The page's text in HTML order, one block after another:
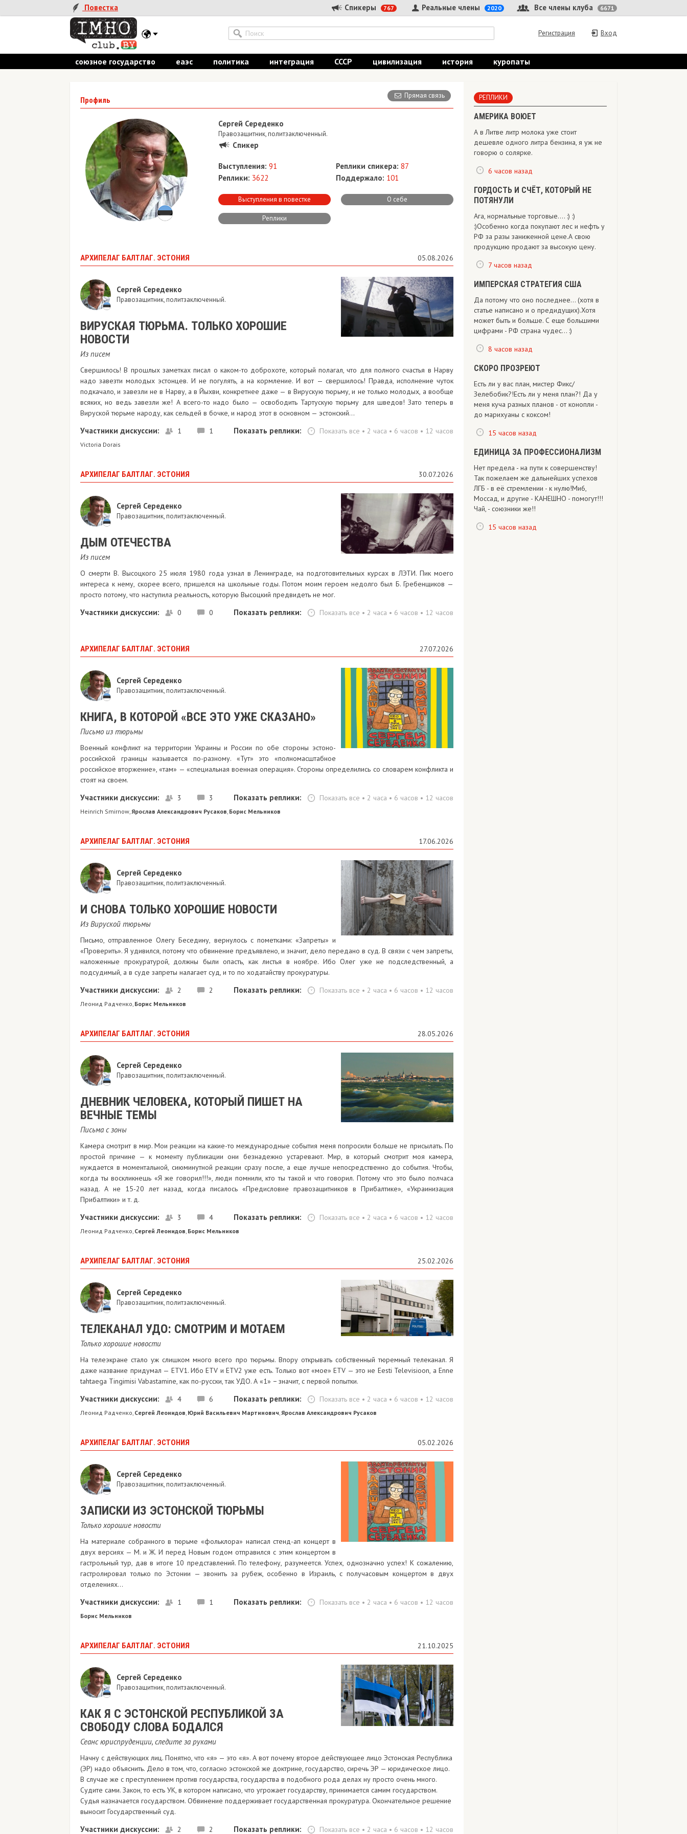
Повестка Спикеры 767 Все члены клуба 6671
Реальные члены 2020
Вход
Регистрация
союзное государство еаэс политика интеграция СССР цивилизация история куропаты
Профиль
Прямая связь
Сергей Середенко
Правозащитник, политзаключенный.
Спикер
Выступления: 91 Реплики спикера: 87
Реплики: 3622 Поддержало: 101
Выступления в повестке О себе
Реплики
АРХИПЕЛАГ БАЛТЛАГ. ЭСТОНИЯ 05.08.2026
Сергей Середенко
Правозащитник, политзаключенный.
ВИРУСКАЯ ТЮРЬМА. ТОЛЬКО ХОРОШИЕ
НОВОСТИ
Из писем
Свершилось! В прошлых заметках писал о каком-то доброхоте, который полагал, что для полного счастья в Нарву
надо завезти молодых эстонцев. И не погулять, а на кормление. И вот — свершилось! Правда, исполнение чуток
подкачало, и завезли не в Нарву, а в Йыхви, конкретнее даже — в Вирускую тюрьму, и не только молодых, а вообще
всяких, но ведь завезли же! А всего-то надо было — освободить Тартускую тюрьму для шведов! Зато теперь в
Вируской тюрьме народу, как сельдей в бочке, и народ этот в основном — эстонский...
Участники дискуссии: 1 1 Показать реплики: Показать все • 2 часа • 6 часов • 12 часов
Victoria Dorais
АРХИПЕЛАГ БАЛТЛАГ. ЭСТОНИЯ 30.07.2026
Сергей Середенко
Правозащитник, политзаключенный.
ДЫМ ОТЕЧЕСТВА
Из писем
О смерти В. Высоцкого 25 июля 1980 года узнал в Ленинграде, на подготовительных курсах в ЛЭТИ. Пик моего
интереса к нему, скорее всего, пришелся на школьные годы. Потом моим героем недолго был Б. Гребенщиков —
просто потому, что наступила реальность, которую Высоцкий предвидеть не мог.
Участники дискуссии: 0 0 Показать реплики: Показать все • 2 часа • 6 часов • 12 часов
АРХИПЕЛАГ БАЛТЛАГ. ЭСТОНИЯ 27.07.2026
Сергей Середенко
Правозащитник, политзаключенный.
КНИГА, В КОТОРОЙ «ВСЕ ЭТО УЖЕ СКАЗАНО»
Письмо из тюрьмы
Военный конфликт на территории Украины и России по обе стороны эстоно-
российской границы называется по-разному. «Тут» это «полномасштабное
российское вторжение», «там» — «специальная военная операция». Стороны определились со словарем конфликта и
стоят на своем.
Участники дискуссии: 3 3 Показать реплики: Показать все • 2 часа • 6 часов • 12 часов
Heinrich Smirnow,Ярослав Александрович Русаков, Борис Мельников
АРХИПЕЛАГ БАЛТЛАГ. ЭСТОНИЯ 17.06.2026
Сергей Середенко
Правозащитник, политзаключенный.
И СНОВА ТОЛЬКО ХОРОШИЕ НОВОСТИ
Из Вируской тюрьмы
Письмо, отправленное Олегу Беседину, вернулось с пометками: «Запреты» и
«Проверить». Я удивился, потому что обвинение предъявлено, и значит, дело передано в суд. В связи с чем запреты,
наложенные прокуратурой, должны были опасть, как листья в ноябре. Ибо Олег уже не подследственный, а
подсудимый, а в суде запреты налагает суд, и то по ходатайству прокуратуры.
Участники дискуссии: 2 2 Показать реплики: Показать все • 2 часа • 6 часов • 12 часов
Леонид Радченко, Борис Мельников
АРХИПЕЛАГ БАЛТЛАГ. ЭСТОНИЯ 28.05.2026
Сергей Середенко
Правозащитник, политзаключенный.
ДНЕВНИК ЧЕЛОВЕКА, КОТОРЫЙ ПИШЕТ НА
ВЕЧНЫЕ ТЕМЫ
Письма с зоны
Камера смотрит в мир. Мои реакции на какие-то международные события меня попросили больше не присылать. По
простой причине — к моменту публикации они безнадежно устаревают. Мир, в который смотрит моя камера,
нуждается в моментальной, сиюминутной реакции сразу после, а еще лучше непосредственно до события. Чтобы,
когда ты воскликнешь «Я же говорил!!!», люди помнили, кто ты такой и что говорил. Потому что это было полчаса
назад. А не 15-20 лет назад, когда писалось «Предисловие правозащитников в Прибалтике», «Украинизация
Прибалтики» и т. д.
Участники дискуссии: 3 4 Показать реплики: Показать все • 2 часа • 6 часов • 12 часов
Леонид Радченко, Сергей Леонидов, Борис Мельников
АРХИПЕЛАГ БАЛТЛАГ. ЭСТОНИЯ 25.02.2026
Сергей Середенко
Правозащитник, политзаключенный.
ТЕЛЕКАНАЛ УДО: СМОТРИМ И МОТАЕМ
Только хорошие новости
На телеэкране стало уж слишком много всего про тюрьмы. Впору открывать собственный тюремный телеканал. Я
даже название придумал — ETV1. Ибо ETV и ETV2 уже есть. Только вот «мое» ETV — это не Eesti Televisioon, а Enne
tahtаegа Tingimisi Vabastamine, как по-русски, так УДО. А «1» − значит, с первой попытки.
Участники дискуссии: 4 6 Показать реплики: Показать все • 2 часа • 6 часов • 12 часов
Леонид Радченко, Сергей Леонидов, Юрий Васильевич Мартинович,Ярослав Александрович Русаков
АРХИПЕЛАГ БАЛТЛАГ. ЭСТОНИЯ 05.02.2026
Сергей Середенко
Правозащитник, политзаключенный.
ЗАПИСКИ ИЗ ЭСТОНСКОЙ ТЮРЬМЫ
Только хорошие новости
На материале собранного в тюрьме «фольклора» написал стенд-ап концерт в
двух версиях — М. и Ж. И перед Новым годом отправился с этим концертом в
гастрольный тур, дав в итоге 10 представлений. По телефону, разумеется. Успех, однозначно успех! К сожалению,
гастролировал только по Эстонии — звонить за рубеж, особенно в Израиль, с получасовым концертом в двух
отделениях…
Участники дискуссии: 1 1 Показать реплики: Показать все • 2 часа • 6 часов • 12 часов
Борис Мельников
АРХИПЕЛАГ БАЛТЛАГ. ЭСТОНИЯ 21.10.2025
Сергей Середенко
Правозащитник, политзаключенный.
​КАК Я С ЭСТОНСКОЙ РЕСПУБЛИКОЙ ЗА
СВОБОДУ СЛОВА БОДАЛСЯ
Сеанс юриспруденции, следите за руками
Начну с действующих лиц. Понятно, что «я» — это «я». А вот почему второе действующее лицо Эстонская Республика
(ЭР) надо объяснить. Дело в том, что, согласно эстонской же доктрине, государство, сиречь ЭР — юридическое лицо.
В случае же с преступлением против государства, государства в подобного рода делах ну просто очень много.
Судите сами. Закон, то есть УК, в котором написано, что угрожает государству, принимается самим государством.
Судья назначается государством. Обвинение поддерживает государственная прокуратура. Окончательное решение
выносит Государственный суд.
Участники дискуссии: 2 2 Показать реплики: Показать все • 2 часа • 6 часов • 12 часов
РЕПЛИКИ
АМЕРИКА ВОЮЕТ
А в Литве литр молока уже стоит
дешевле одного литра бензина, я уж не
говорю о солярке.
6 часов назад
ГОРДОСТЬ И СЧЁТ, КОТОРЫЙ НЕ
ПОТЯНУЛИ
Ага, нормальные торговые.... :) :)
:)Особенно когда покупают лес и нефть у
РФ за разы заниженной цене.А свою
продукцию продают за высокую цену.
7 часов назад
ИМПЕРСКАЯ СТРАТЕГИЯ США
Да потому что оно последнее... (хотя в
статье написано и о предидущих).Хотя
может быть и больше. С еще большими
цифрами - РФ страна чудес... :)
8 часов назад
СКОРО ПРОЗРЕЮТ
Есть ли у вас план, мистер Фикс/
Зелебобик?!Есть ли у меня план?! Да у
меня куча разных планов - от конопли -
до марихуаны с коксом!
15 часов назад
ЕДИНИЦА ЗА ПРОФЕССИОНАЛИЗМ
Нет предела - на пути к совершенству!
Так пожелаем же дальнейших успехов
ЛГБ - в её стремлении - к нулю!Ми6,
Моссад, и другие - КАНЕШНО - помогут!!!
Чай, - союзники же!!
15 часов назад